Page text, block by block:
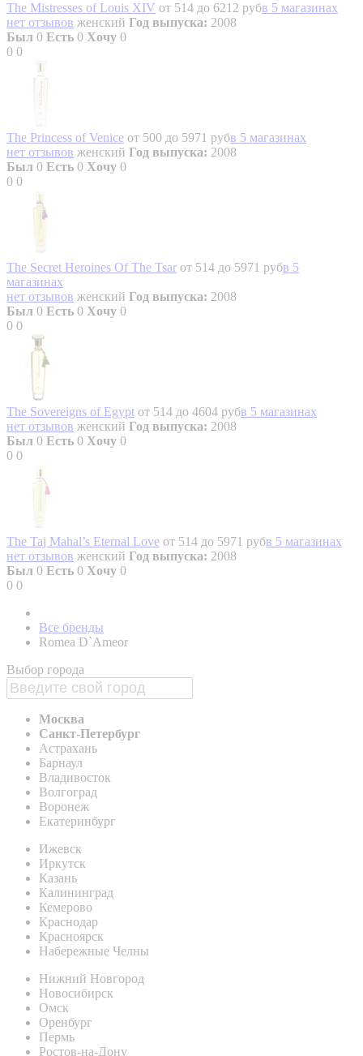
The Mistresses of Louis XIV от 514 до 6212 рубв 5 магазинах
нет отзывов женский Год выпуска: 2008
Был 0 Есть 0 Хочу 0
0 0
The Princess of Venice от 500 до 5971 рубв 5 магазинах
нет отзывов женский Год выпуска: 2008
Был 0 Есть 0 Хочу 0
0 0
The Secret Heroines Of The Tsar от 514 до 5971 рубв 5
магазинах
нет отзывов женский Год выпуска: 2008
Был 0 Есть 0 Хочу 0
0 0
The Sovereigns of Egypt от 514 до 4604 рубв 5 магазинах
нет отзывов женский Год выпуска: 2008
Был 0 Есть 0 Хочу 0
0 0
The Taj Mahal’s Eternal Love от 514 до 5971 рубв 5 магазинах
нет отзывов женский Год выпуска: 2008
Был 0 Есть 0 Хочу 0
0 0
Все бренды
Romea D`Ameor
Выбор города
Москва
Санкт-Петербург
Астрахань
Барнаул
Владивосток
Волгоград
Воронеж
Екатеринбург
Ижевск
Иркутск
Казань
Калининград
Кемерово
Краснодар
Красноярск
Набережные Челны
Нижний Новгород
Новосибирск
Омск
Оренбург
Пермь
Ростов-на-Дону